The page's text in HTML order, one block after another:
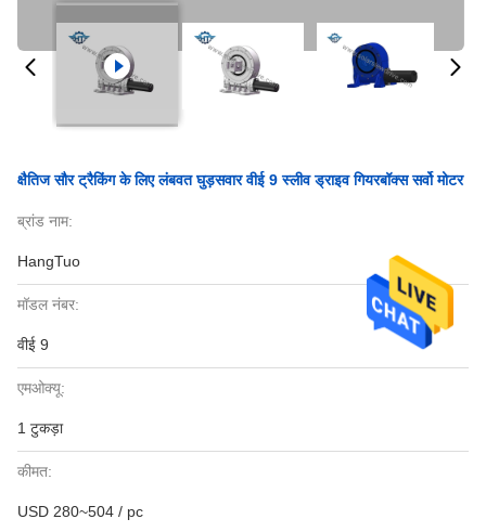
क्षैतिज सौर ट्रैकिंग के लिए लंबवत घुड़सवार वीई 9 स्लीव ड्राइव गियरबॉक्स सर्वो मोटर
ब्रांड नाम:
HangTuo
मॉडल नंबर:
वीई 9
एमओक्यू:
1 टुकड़ा
कीमत:
USD 280~504 / pc